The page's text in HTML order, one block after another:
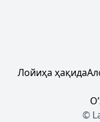
Лойиҳа ҳақида
©